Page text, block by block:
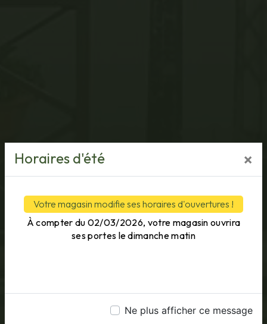
Horaires d'été ×
Votre magasin modifie ses horaires d'ouvertures !
À compter du 02/03/2026, votre magasin ouvrira
ses portes le dimanche matin
Ne plus afficher ce message